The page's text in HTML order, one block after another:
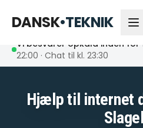
DANSK•TEKNIK
Åbent nu
Vi besvarer opkald inden for
22:00 · Chat til kl. 23:30
Hjælp til internet